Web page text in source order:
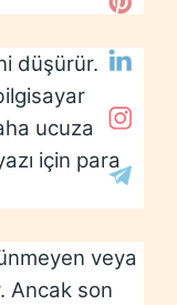
düşürür.
ucuza
için para
veya
Ancak son